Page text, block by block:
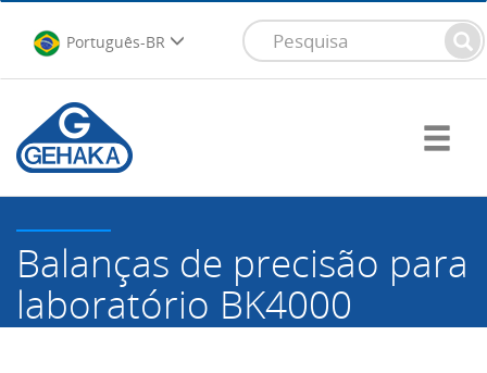
Português-BR
Balanças de precisão para
laboratório BK4000